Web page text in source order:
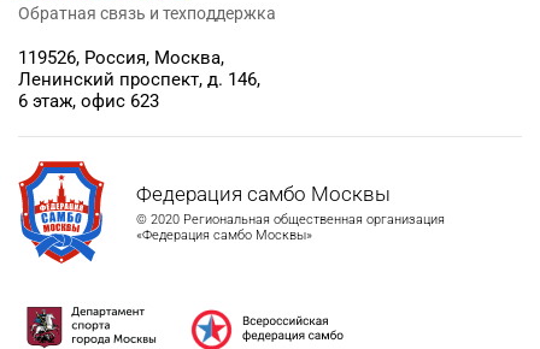
Федерация самбо Москвы
© 2020 Региональная общественная организация
«Федерация самбо Москвы»
119526, Россия, Москва,
Ленинский проспект, д. 146,
6 этаж, офис 623
Обратная связь и техподдержка